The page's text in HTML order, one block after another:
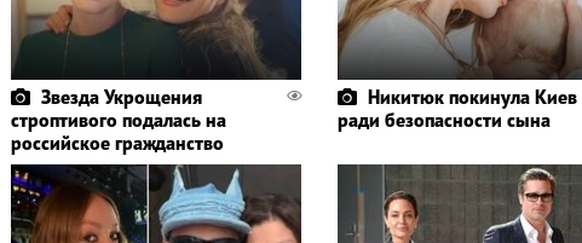
Звезда Укрощения
строптивого подалась на
российское гражданство
Никитюк покинула Киев
ради безопасности сына